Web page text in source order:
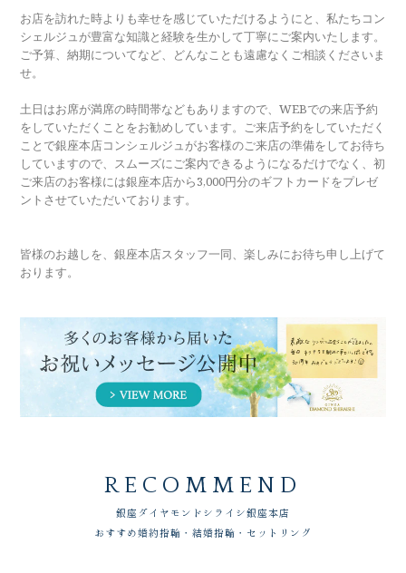
お店を訪れた時よりも幸せを感じていただけるようにと、私たちコン
シェルジュが豊富な知識と経験を生かして丁寧にご案内いたします。
ご予算、納期についてなど、どんなことも遠慮なくご相談くださいま
せ。
土日はお席が満席の時間帯などもありますので、WEBでの来店予約
をしていただくことをお勧めしています。ご来店予約をしていただく
ことで銀座本店コンシェルジュがお客様のご来店の準備をしてお待ち
していますので、スムーズにご案内できるようになるだけでなく、初
ご来店のお客様には銀座本店から3,000円分のギフトカードをプレゼ
ントさせていただいております。
皆様のお越しを、銀座本店スタッフ一同、楽しみにお待ち申し上げて
おります。
RECOMMEND
銀座ダイヤモンドシライシ銀座本店
おすすめ婚約指輪・結婚指輪・セットリング